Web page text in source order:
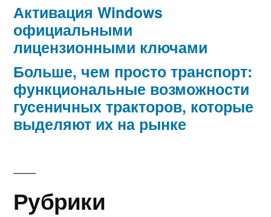
Активация Windows
официальными
лицензионными ключами
Больше, чем просто транспорт:
функциональные возможности
гусеничных тракторов, которые
выделяют их на рынке
Рубрики